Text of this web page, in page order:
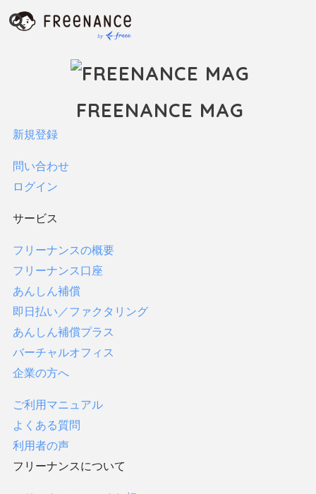
FREENANCE MAG
新規登録
問い合わせ
ログイン
サービス
フリーナンスの概要
フリーナンス口座
あんしん補償
即日払い／ファクタリング
あんしん補償プラス
バーチャルオフィス
企業の方へ
ご利用マニュアル
よくある質問
利用者の声
フリーナンスについて
インタビュー
ファクタリング
税金・確定申告
貯金
すべてみる
フリーランスコラム
法律
フリーナンスの概要
フリーナンス口座
あんしん補償
即日払い／ファクタリング
バーチャルオフィス
企業の方へ
ご利用マニュアル